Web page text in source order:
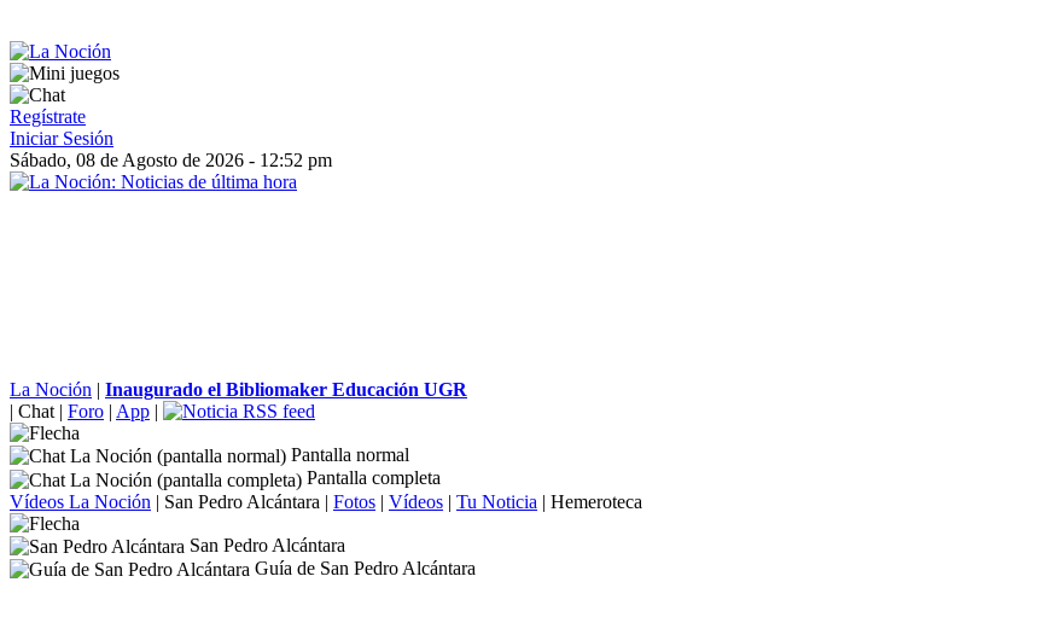
Regístrate
Iniciar Sesión
Sábado, 08 de Agosto de 2026 - 12:52 pm
La Noción | Inaugurado el Bibliomaker Educación UGR
| Chat | Foro | App |
Pantalla normal
Pantalla completa
Vídeos La Noción | San Pedro Alcántara | Fotos | Vídeos | Tu Noticia | Hemeroteca
San Pedro Alcántara
Guía de San Pedro Alcántara